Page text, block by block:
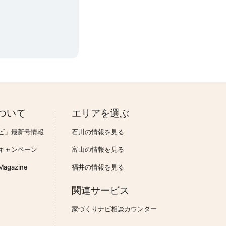
いて
」最新号情報
ャンペーン
エリアを選ぶ
石川の情報を見る
富山の情報を見る
福井の情報を見る
関連サービス
家づくりナビ相談カウンター